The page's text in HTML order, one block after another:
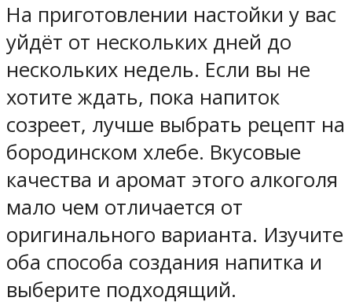
На приготовлении настойки у вас
уйдёт от нескольких дней до
нескольких недель. Если вы не
хотите ждать, пока напиток
созреет, лучше выбрать рецепт на
бородинском хлебе. Вкусовые
качества и аромат этого алкоголя
мало чем отличается от
оригинального варианта. Изучите
оба способа создания напитка и
выберите подходящий.